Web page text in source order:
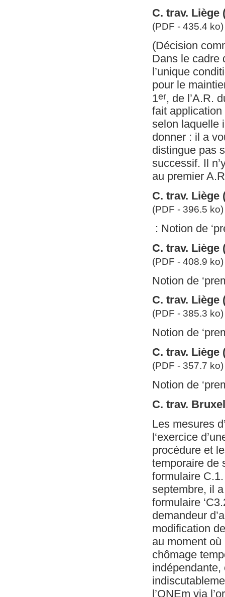
C. trav. Liège
(PDF - 435.4 ko)
(Décision
Dans le cadre
l’unique
pour le
1er, de l’A.R.
fait
selon laquelle
donner : il a
distingue pas
successif. Il
au premier
C. trav. Liège
(PDF - 396.5 ko)
: Notion de
C. trav. Liège
(PDF - 408.9 ko)
Notion de
C. trav. Liège
(PDF - 385.3 ko)
Notion de
C. trav. Liège
(PDF - 357.7 ko)
Notion de
C. trav.
Les mesures
l‘exercice
procédure et
temporaire de
formulaire
septembre, il
formulaire
demandeur
modification
au moment
chômage
indépendante,
l’ONEm via